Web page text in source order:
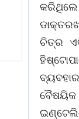
ଚିତ୍ର
ବୈଷୟିକ